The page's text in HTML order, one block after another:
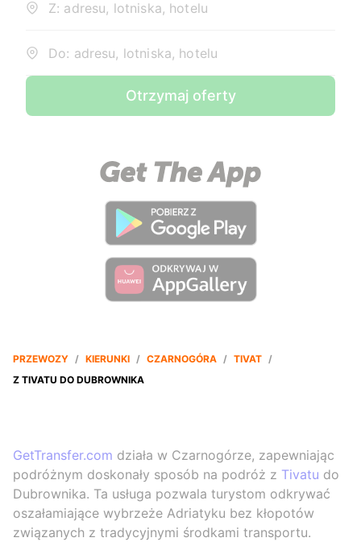
Z: adresu, lotniska, hotelu
Do: adresu, lotniska, hotelu
Otrzymaj oferty
PRZEWOZY / KIERUNKI / CZARNOGÓRA / TIVAT /
Z TIVATU DO DUBROWNIKA
GetTransfer.com działa w Czarnogórze, zapewniając
podróżnym doskonały sposób na podróż z Tivatu do
Dubrownika. Ta usługa pozwala turystom odkrywać
oszałamiające wybrzeże Adriatyku bez kłopotów
związanych z tradycyjnymi środkami transportu.